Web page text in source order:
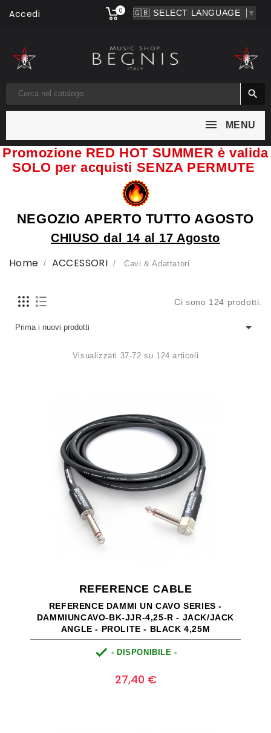
▼
Accedi 0

MENU
Promozione RED HOT SUMMER è valida
SOLO per acquisti SENZA PERMUTE
NEGOZIO APERTO TUTTO AGOSTO
CHIUSO dal 14 al 17 Agosto
Home ACCESSORI Cavi & Adattatori
Ci sono 124 prodotti.
Prima i nuovi prodotti 
Visualizzati 37-72 su 124 articoli
REFERENCE CABLE
REFERENCE DAMMI UN CAVO SERIES -
DAMMIUNCAVO-BK-JJR-4,25-R - JACK/JACK
ANGLE - PROLITE - BLACK 4,25M
 - DISPONIBILE -
27,40 €